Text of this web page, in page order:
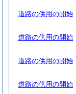
道路の供用の開始
道路の供用の開始
道路の供用の開始
道路の供用の開始